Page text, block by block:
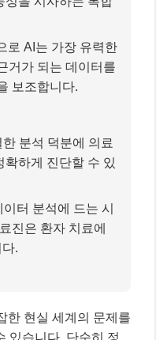
터 분석에 드는 시
진은 환자 치료에
.
한 현실 세계의 문제를
있습니다. 단순히 정
가치를 창출하고 삶의
을 가지고 있습니다.
력은 AI가 한 단계 더